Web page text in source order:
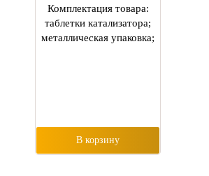
Комплектация товара:
таблетки катализатора;
металлическая упаковка;
В корзину